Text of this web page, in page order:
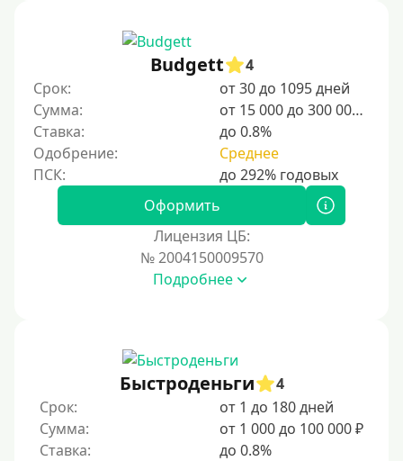
Budgett
4
Срок:
от 30 до 1095 дней
Сумма:
от 15 000 до 300 000 ₽
Ставка:
до 0.8%
Одобрение:
Среднее
Оформить
Лицензия ЦБ:
№ 2004150009570
Подробнее
Быстроденьги
4
Срок:
от 1 до 180 дней
Сумма:
от 1 000 до 100 000 ₽
Ставка:
до 0.8%